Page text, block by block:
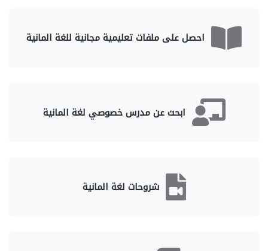
احصل على ملفات تعليمية مجانية للغة المانية
ابحث عن مدرس خصوصي لغة المانية
شروحات لغة المانية